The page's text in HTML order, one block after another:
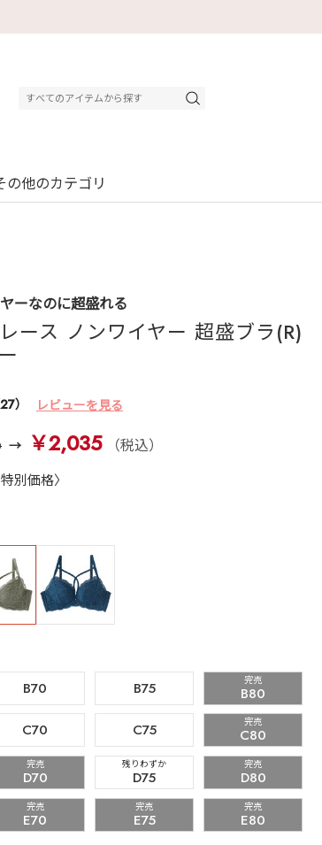
の他のカテゴリ
ーなのに超盛れる
ース ノンワイヤー 超盛ブラ(R)
27） レビューを見る
￥2,035 （税込）
別価格〉
B70 B75 完売
B80
C70 C75 完売
C80
完売
D70
残りわずか
D75
完売
D80
完売
E70
完売
E75
完売
E80